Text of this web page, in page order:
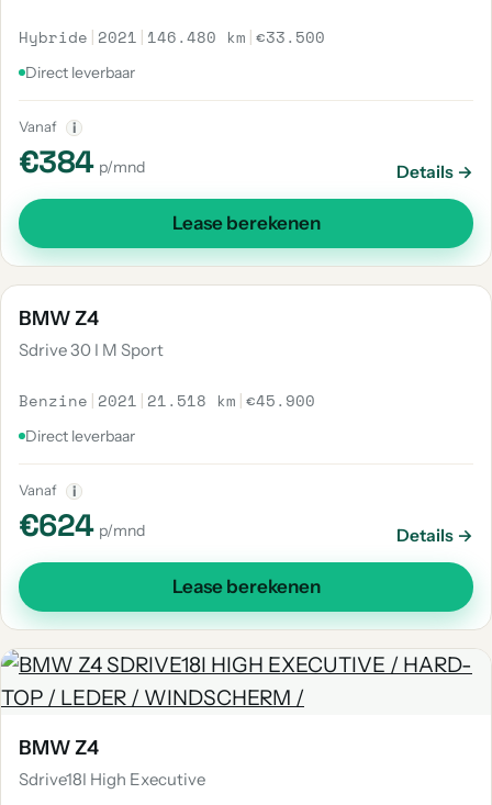
Hybride | 2021 | 146.480 km |€33.500
Direct leverbaar
Vanaf i
€384 p/mnd Details →
Lease berekenen
BMW Z4
Sdrive 30 I M Sport
Benzine | 2021 | 21.518 km |€45.900
Direct leverbaar
Vanaf i
€624 p/mnd Details →
Lease berekenen
BMW Z4
Sdrive18I High Executive